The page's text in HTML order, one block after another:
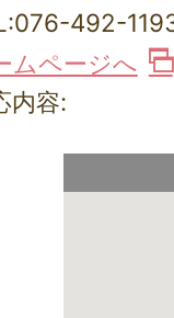
076-492-
ムページへ
内容: